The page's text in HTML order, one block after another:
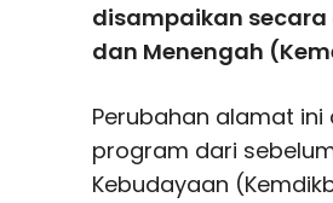
disampaikan secara
dan Menengah
Perubahan alamat
program dari
Kebudayaan